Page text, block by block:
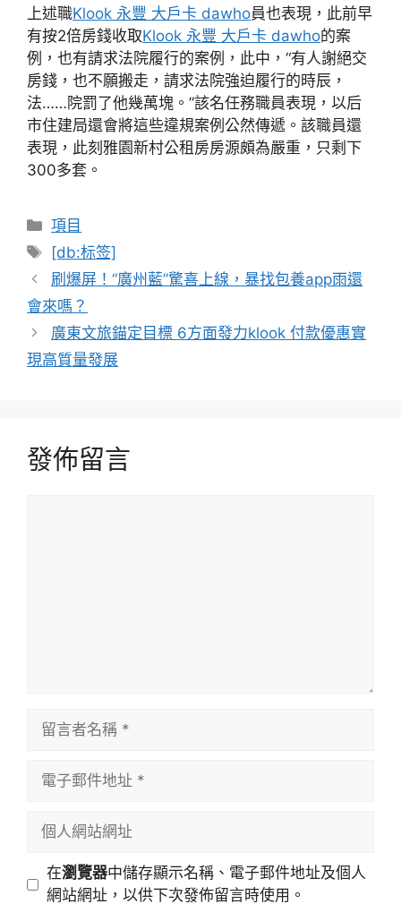
上述職Klook 永豐 大戶卡 dawho員也表現，此前早
有按2倍房錢收取Klook 永豐 大戶卡 dawho的案
例，也有請求法院履行的案例，此中，“有人謝絕交
房錢，也不願搬走，請求法院強迫履行的時辰，
法……院罰了他幾萬塊。”該名任務職員表現，以后
市住建局還會將這些違規案例公然傳遞。該職員還
表現，此刻雅園新村公租房房源頗為嚴重，只剩下
300多套。
分
類
項目
標
籤
[db:标签]
刷爆屏！“廣州藍”驚喜上線，暴找包養app雨還
會來嗎？
廣東文旅錨定目標 6方面發力klook 付款優惠實
現高質量發展
發佈留言
址
站
在瀏覽器中儲存顯示名稱、電子郵件地址及個人
網站網址，以供下次發佈留言時使用。